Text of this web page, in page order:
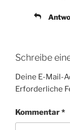
Schreibe
Deine E-Mail-
Erforderliche
Kommentar*